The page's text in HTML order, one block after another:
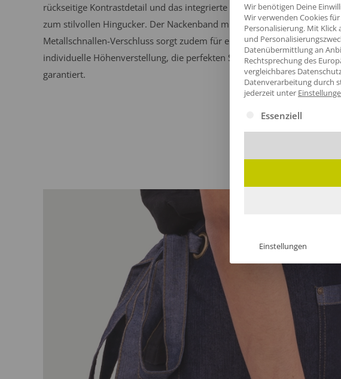
rückseitige Kontrastdetail und das integrierte Stiftfach
zum stilvollen Hingucker. Der Nackenband mit
Metallschnallen-Verschluss sorgt zudem für eine
individuelle Höhenverstellung, die perfekten Sitz
garantiert.
Wir benötigen Deine
Wir verwenden Cookies
Personalisierung. Mit Klick
und
Datenübermittlung an
Rechtsprechung des
vergleichbares
Datenverarbeitung durch
jederzeit unter
Es folgt eine Liste
Essenziell
Einstellungen